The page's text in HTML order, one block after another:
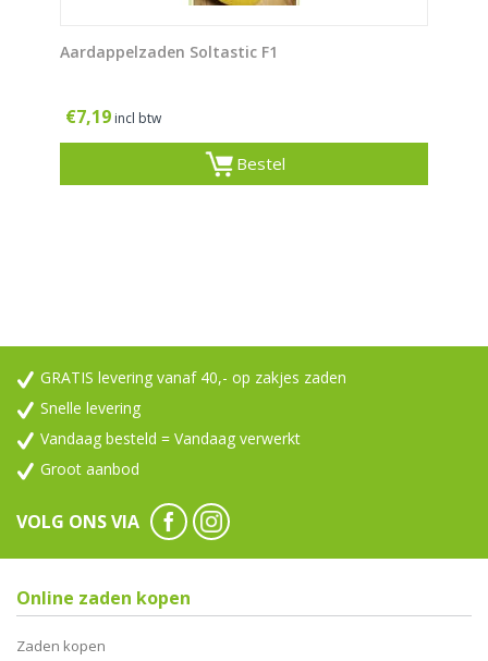
Aardappelzaden Soltastic F1
€7,19 incl btw
Bestel
GRATIS levering vanaf 40,- op zakjes zaden
Snelle levering
Vandaag besteld = Vandaag verwerkt
Groot aanbod
VOLG ONS VIA
Online zaden kopen
Zaden kopen